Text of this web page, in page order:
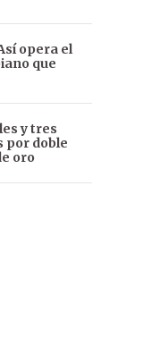
opera el
que
y tres
por doble
oro